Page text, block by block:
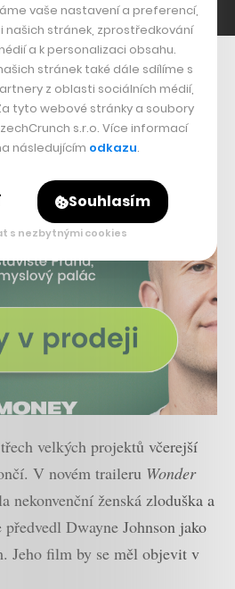
velkých projektů včerejší
V novém traileru Wonder
nekonvenční ženská zloduška a
Dwayne Johnson jako
Jeho film by se měl objevit v
vaše nastavení a preferencí,
našich stránek, zprostředkování
a k personalizaci obsahu.
stránek také dále sdílíme s
z oblasti sociálních médií,
tyto webové stránky a soubory
s.r.o. Více informací
následujícím odkazu.
Souhlasím
s nezbytnými cookies